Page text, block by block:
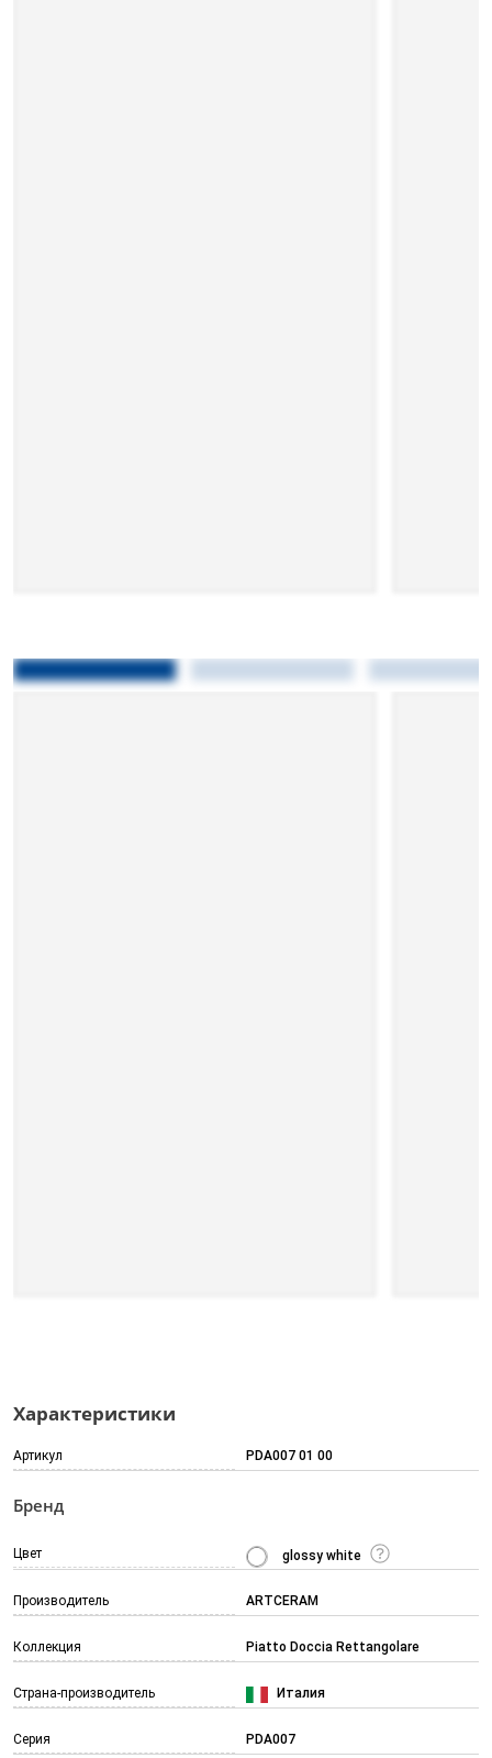
Характеристики
Артикул PDA007 01 00
Бренд
Цвет glossy white
Производитель ARTCERAM
Коллекция Piatto Doccia Rettangolare
Страна-производитель Италия
Серия PDA007